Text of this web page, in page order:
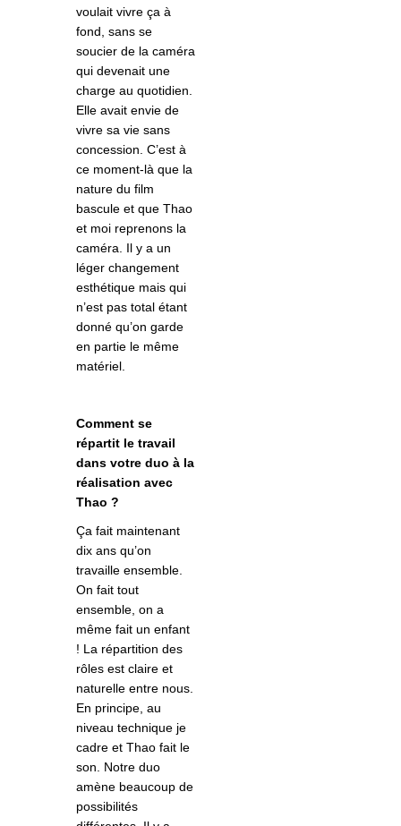
voulait vivre ça à
fond, sans se
soucier de la caméra
qui devenait une
charge au quotidien.
Elle avait envie de
vivre sa vie sans
concession. C’est à
ce moment-là que la
nature du film
bascule et que Thao
et moi reprenons la
caméra. Il y a un
léger changement
esthétique mais qui
n’est pas total étant
donné qu’on garde
en partie le même
matériel.
Comment se
répartit le travail
dans votre duo à la
réalisation avec
Thao ?
Ça fait maintenant
dix ans qu’on
travaille ensemble.
On fait tout
ensemble, on a
même fait un enfant
! La répartition des
rôles est claire et
naturelle entre nous.
En principe, au
niveau technique je
cadre et Thao fait le
son. Notre duo
amène beaucoup de
possibilités